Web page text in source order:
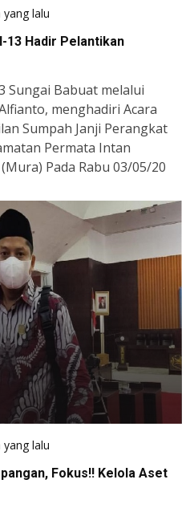
lalu
13 Hadir Pelantikan
Sungai Babuat melalui
menghadiri Acara
Sumpah Janji Perangkat
Permata Intan
Pada Rabu 03/05/20
lalu
Fokus!! Kelola Aset